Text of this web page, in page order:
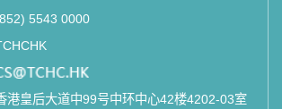
5543 0000
港皇后大道中99号中环中心42楼4202-03室